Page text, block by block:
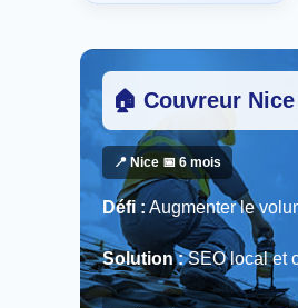
🏠 Couvreur Nice
📍 Nice 📅 6 mois
Défi :Augmenter le
Solution :SEO local et